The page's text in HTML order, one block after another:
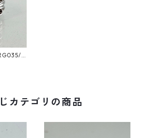
（Sil
カテゴリの商品